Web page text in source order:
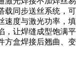
载同步送丝系统，可
速度与激光功率，填
，让焊缝成型饱满平
方盒焊接后翘曲、变